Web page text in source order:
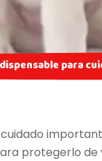
para
protegerlo de